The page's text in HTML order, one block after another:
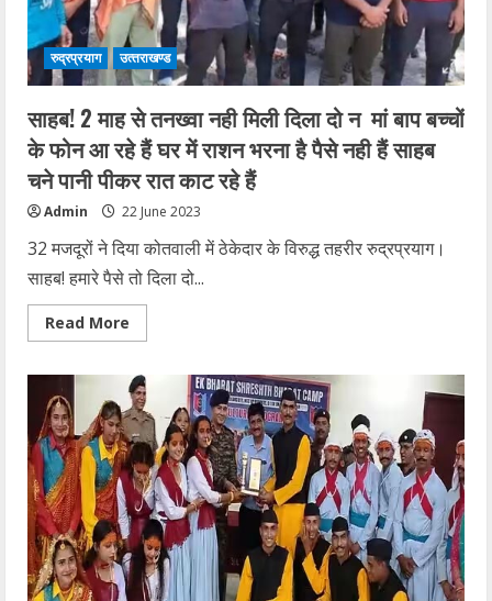
भी
बड़े
उत्साह
से
मनाया
योग
दिवस
रुद्रप्रयाग उत्‍तराखण्‍ड
साहब! 2 माह से तनख्वा नही मिली दिला दो न मां बाप बच्चों
के फोन आ रहे हैं घर में राशन भरना है पैसे नही हैं साहब
चने पानी पीकर रात काट रहे हैं
Admin 22 June 2023
32 मजदूरों ने दिया कोतवाली में ठेकेदार के विरुद्ध तहरीर रुद्रप्रयाग।
साहब! हमारे पैसे तो दिला दो...
Read More
more
2
माह
से
तनख्वा
नही
मिली
दिला
दो
न
मां
बाप
बच्चों
के
फोन